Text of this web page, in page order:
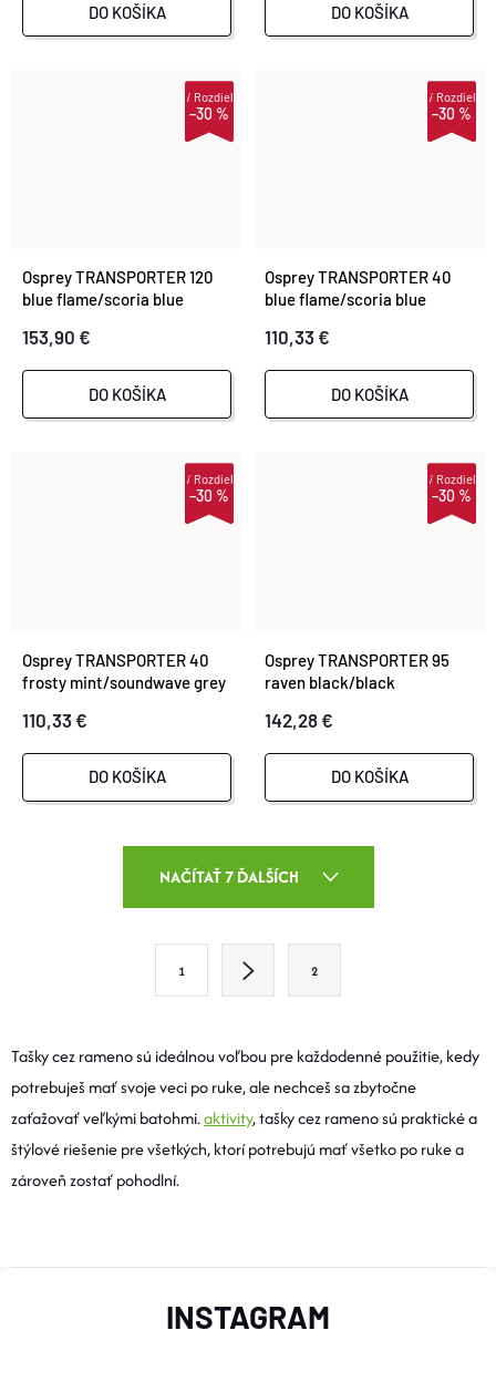
DO KOŠÍKA DO KOŠÍKA
–30 %
iRozdiel
Osprey TRANSPORTER 120
blue flame/scoria blue
153,90 €
DO KOŠÍKA
–30 %
iRozdiel
Osprey TRANSPORTER 40
blue flame/scoria blue
110,33 €
DO KOŠÍKA
–30 %
iRozdiel
Osprey TRANSPORTER 40
frosty mint/soundwave grey
110,33 €
DO KOŠÍKA
–30 %
iRozdiel
Osprey TRANSPORTER 95
raven black/black
142,28 €
DO KOŠÍKA
D
A
C
I
P
NAČÍTAŤ 7 ĎALŠÍCH
Á
N
K
O
V
I
1 2
Tašky cez rameno sú ideálnou voľbou pre každodenné použitie, kedy
potrebuješ mať svoje veci po ruke, ale nechceš sa zbytočne
zaťažovať veľkými batohmi.aktivity, tašky cez rameno sú praktické a
štýlové riešenie pre všetkých, ktorí potrebujú mať všetko po ruke a
zároveň zostať pohodlní.
INSTAGRAM